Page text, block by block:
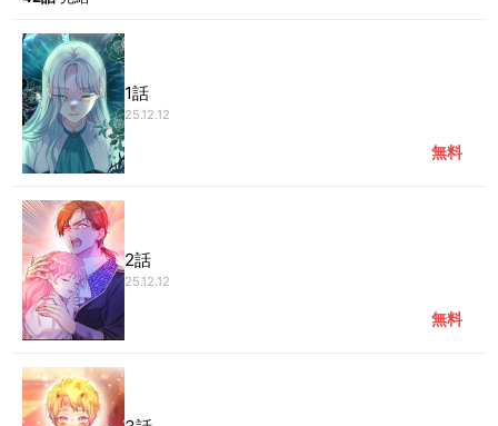
日々に戸惑うシルビア。冷酷なはずのウィルハルトも、彼女にだけは
熱い執着の眼差しを向けてきて…!?
1話
25.12.12
無料
2話
25.12.12
無料